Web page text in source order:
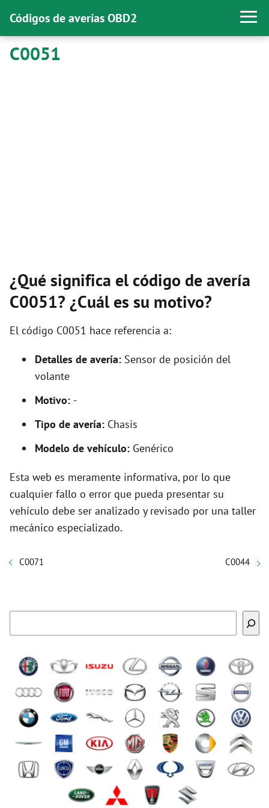
Códigos de averías OBD2
C0051
¿Qué significa el código de avería
C0051? ¿Cuál es su motivo?
El código C0051 hace referencia a:
Detalles de avería: Sensor de posición del
volante
Motivo: -
Tipo de avería: Chasis
Modelo de vehículo: Genérico
Esta web es meramente informativa, por lo que
cualquier fallo o error que pueda presentar su
vehículo debe ser analizado y revisado por una taller
mecánico especializado.
C0071 C0044